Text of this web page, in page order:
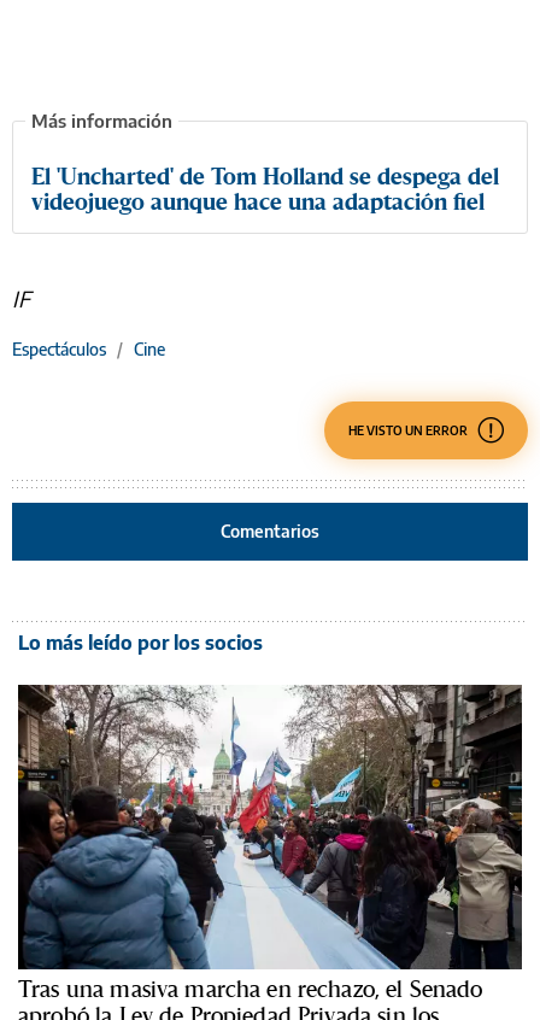
El 'Uncharted' de Tom Holland se despega del
videojuego aunque hace una adaptación fiel
IF
Espectáculos / Cine
HE VISTO UN ERROR
Comentarios
Lo más leído por los socios
Tras una masiva marcha en rechazo, el Senado